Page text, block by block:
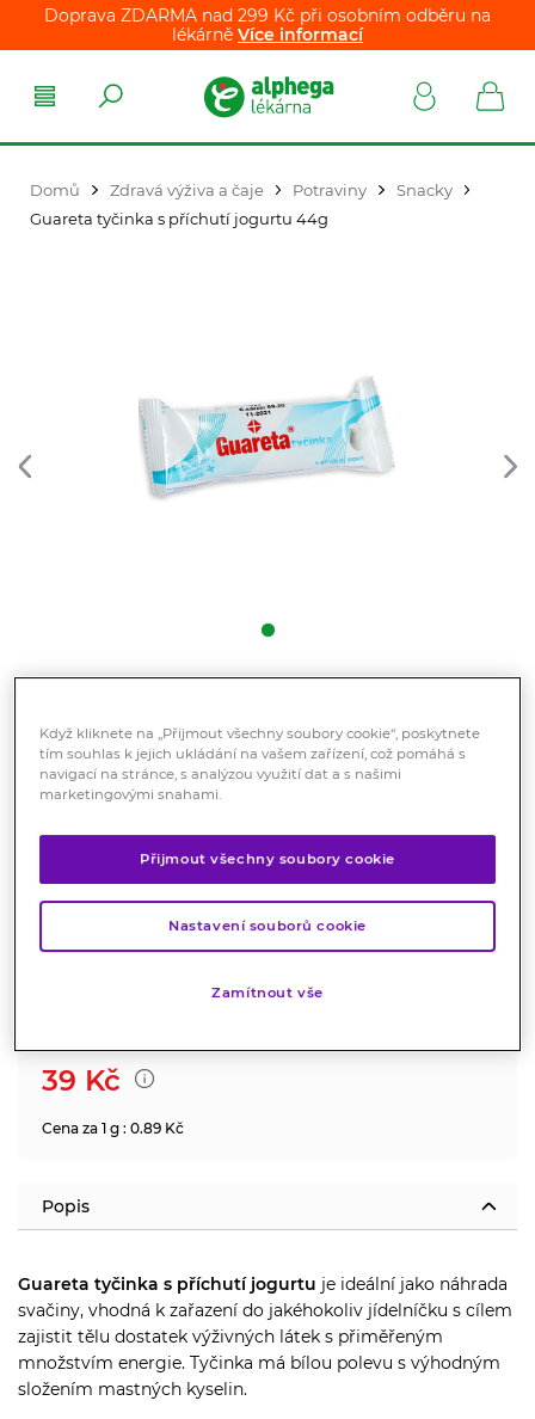
Doprava ZDARMA nad 299 Kč při osobním odběru na
lékárně Více informací
Domů Zdravá výživa a čaje Potraviny
Snacky
Guareta tyčinka s příchutí jogurtu 44g
jogurtu 44g
Potraviny
běžné svačiny. Zajišťuje tělu dostatek výživných látek s
přiměřeným množstvím energie.
Hodnocení
39 Kč
Cena za 1 g : 0.89 Kč
Popis
Guareta tyčinka s příchutí jogurtu je ideální jako náhrada
svačiny, vhodná k zařazení do jakéhokoliv jídelníčku s cílem
zajistit tělu dostatek výživných látek s přiměřeným
množstvím energie. Tyčinka má bílou polevu s výhodným
složením mastných kyselin.
Když kliknete na „Přijmout všechny soubory cookie“, poskytnete
tím souhlas k jejich ukládání na vašem zařízení, což pomáhá s
navigací na stránce, s analýzou využití dat a s našimi
marketingovými snahami.
Přijmout všechny soubory cookie
Nastavení souborů cookie
Zamítnout vše